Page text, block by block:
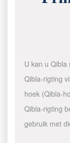
U kan u Qibla
Qibla-rigting
hoek (Qibla-
Qibla-rigting
gebruik met